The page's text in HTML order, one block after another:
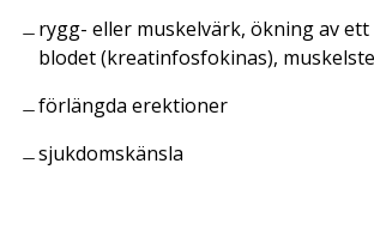
rygg- eller muskelvärk, ökning av ett
blodet (kreatinfosfokinas),
förlängda erektioner
sjukdomskänsla